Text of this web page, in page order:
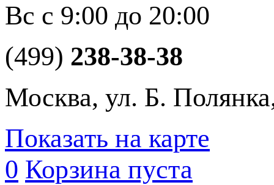
Вс с 9:00 до 20:00
(499) 238-38-38
Москва, ул. Б.
Показать на карте
0 Корзина пуста